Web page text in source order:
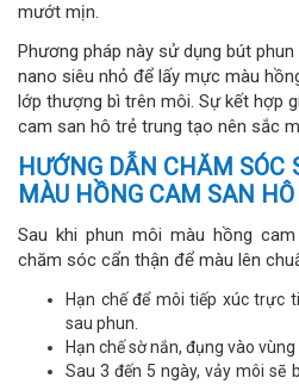
mướt mịn.
Phương pháp này sử dụng bút
nano siêu nhỏ để lấy mực màu
lớp thượng bì trên môi. Sự kết hợp
cam san hô trẻ trung tạo nên sắc
HƯỚNG DẪN CHĂM SÓC
MÀU HỒNG CAM SAN HÔ
Sau khi phun môi màu hồng
chăm sóc cẩn thận để màu lên
Hạn chế để môi tiếp xúc trực
sau phun.
Hạn chế sờ nắn, đụng vào vùng
Sau 3 đến 5 ngày, vảy môi sẽ